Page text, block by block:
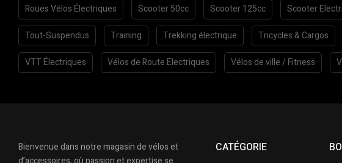
Roues Vélos Électriques Scooter 50cc Scooter 125cc Scooter
Tout-Suspendus Training Trekking électrique Tricycles & Cargos
VTT Électriques Vélos de Route Electriques Vélos de ville / Fitness
Bienvenue dans notre magasin de vélos et
CATÉGORIE